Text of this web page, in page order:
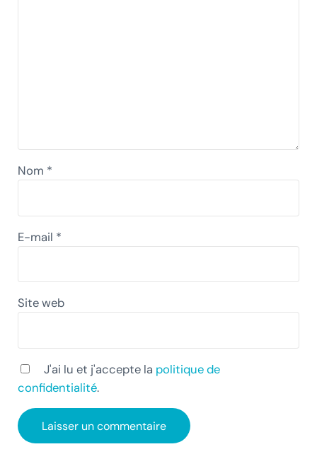
Nom *
E-mail *
Site web
J'ai lu et j'accepte la politique de
confidentialité.